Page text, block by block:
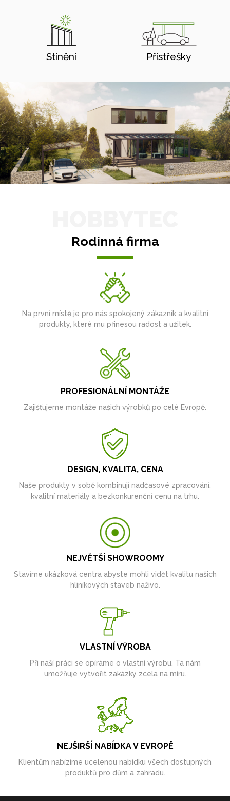
Stínění Přístřešky
Rodinná firma
Na první místě je pro nás spokojený zákazník a kvalitní
produkty, které mu přinesou radost a užitek.
PROFESIONÁLNÍ MONTÁŽE
Zajišťujeme montáže našich výrobků po celé Evropě.
DESIGN, KVALITA, CENA
Naše produkty v sobě kombinují nadčasové zpracování,
kvalitní materiály a bezkonkurenční cenu na trhu.
NEJVĚTŠÍ SHOWROOMY
Stavíme ukázková centra abyste mohli vidět kvalitu našich
hliníkových staveb naživo.
VLASTNÍ VÝROBA
Při naší práci se opíráme o vlastní výrobu. Ta nám
umožňuje vytvořit zakázky zcela na míru.
NEJŠIRŠÍ NABÍDKA V EVROPĚ
Klientům nabízíme ucelenou nabídku všech dostupných
produktů pro dům a zahradu.